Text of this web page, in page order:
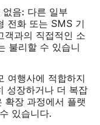
없음: 다른 일부
전화 또는 SMS 기
객과의 직접적인 소
불리할 수 있습니
여행사에 적합하지
성장하거나 더 복잡
확장 과정에서 플랫
있습니다.